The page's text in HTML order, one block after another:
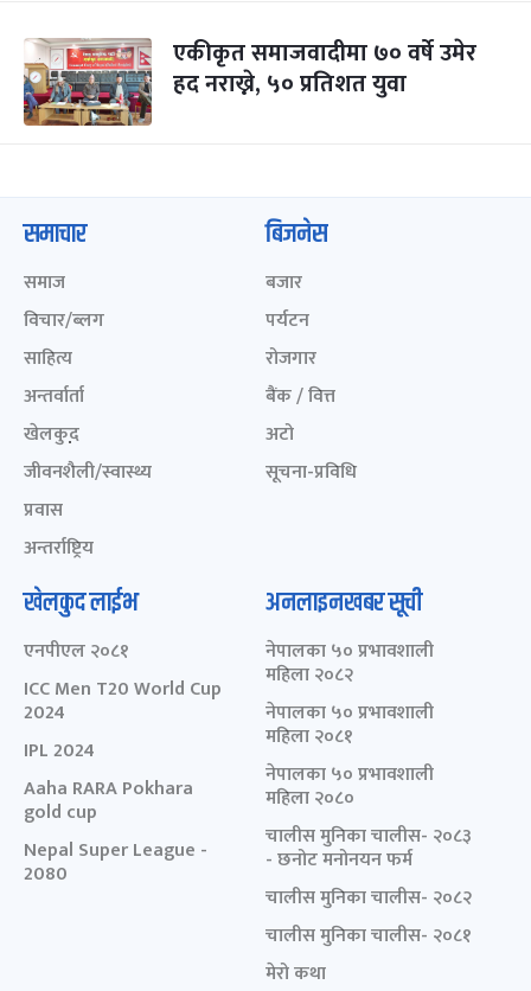
एकीकृत समाजवादीमा ७० वर्षे उमेर
हद नराख्ने, ५० प्रतिशत युवा
समाचार
समाज
विचार/ब्लग
साहित्य
अन्तर्वार्ता
खेलकुद़़
जीवनशैली/स्वास्थ्य
प्रवास
अन्तर्राष्ट्रिय
बिजनेस
बजार
पर्यटन
रोजगार
बैंक / वित्त
अटो
सूचना-प्रविधि
खेलकुद लाईभ
एनपीएल २०८१
ICC Men T20 World Cup
2024
IPL 2024
Aaha RARA Pokhara
gold cup
Nepal Super League -
2080
अनलाइनखबर सूची
नेपालका ५० प्रभावशाली
महिला २०८२
नेपालका ५० प्रभावशाली
महिला २०८१
नेपालका ५० प्रभावशाली
महिला २०८०
चालीस मुनिका चालीस- २०८३
- छनोट मनोनयन फर्म
चालीस मुनिका चालीस- २०८२
चालीस मुनिका चालीस- २०८१
मेरो कथा